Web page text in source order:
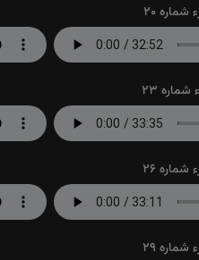
20
23
26
29